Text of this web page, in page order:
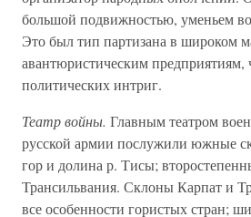
большой подвижностью, уменьем
Это был тип партизана в широком
авантюристическим предприятиям,
политических интриг.
Театр войны. Главным театром
русской армии послужили южные
гор и долина р. Тисы;
Трансильвания. Склоны Карпат и
все особенности гористых стран;